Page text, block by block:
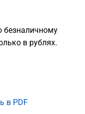
безналичному
в рублях.
в PDF